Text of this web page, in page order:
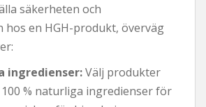
säkerheten och
en HGH-produkt, överväg
ingredienser:Välj produkter
% naturliga ingredienser för